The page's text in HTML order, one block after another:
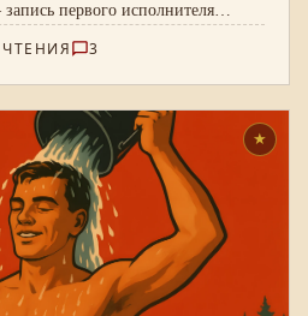
первого исполнителя
и ноты.
3
★